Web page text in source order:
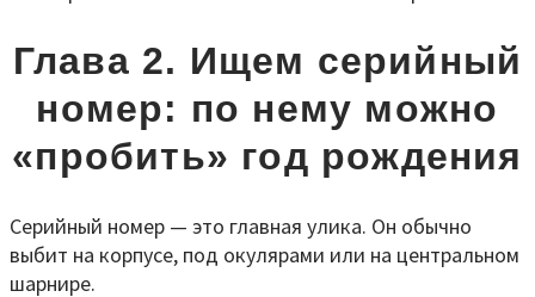
Глава 2. Ищем серийный
номер: по нему можно
«пробить» год рождения
Серийный номер — это главная улика. Он обычно
выбит на корпусе, под окулярами или на центральном
шарнире.